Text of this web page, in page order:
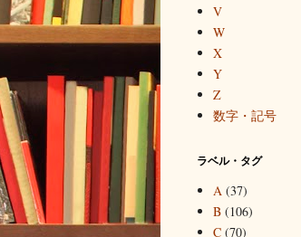
V
W
X
Y
Z
数字・記号
ラベル・タグ
A (37)
B (106)
C (70)